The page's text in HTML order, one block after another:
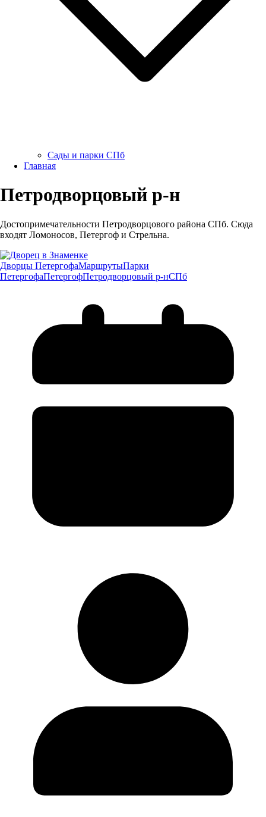
Сады и парки СПб
Главная
Петродворцовый р-н
Достопримечательности Петродворцового района СПб. Сюда
входят Ломоносов, Петергоф и Стрельна.
Дворцы ПетергофаМаршрутыПарки
ПетергофаПетергофПетродворцовый р-нСПб